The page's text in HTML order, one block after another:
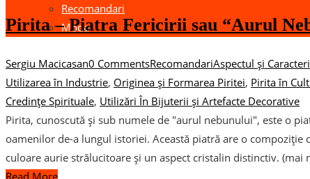
Recomandari
Moda
Pirita – Piatra Fericirii sau “Aurul
Sergiu Macicasan0 CommentsRecomandariAspectul și
Utilizarea în Industrie, Originea și Formarea Piritei, Pirita în
Credințe Spirituale, Utilizări În Bijuterii și Artefacte Decorative
Pirita, cunoscută și sub numele de "aurul nebunului", este o
oamenilor de-a lungul istoriei. Această piatră are o compoziție
culoare aurie strălucitoare și un aspect cristalin distinctiv. (mai
Read More